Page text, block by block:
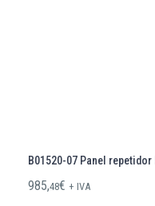
B01520-07 Panel repetidor
985,48€ + IVA